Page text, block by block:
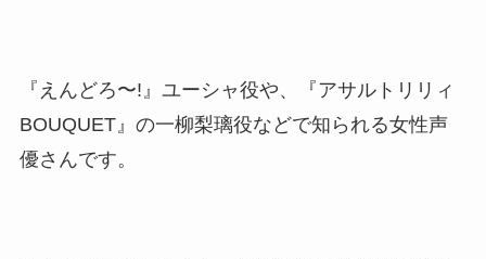
『えんどろ〜!』ユーシャ役や、『アサルトリリィ
BOUQUET』の一柳梨璃役などで知られる女性声
優さんです。